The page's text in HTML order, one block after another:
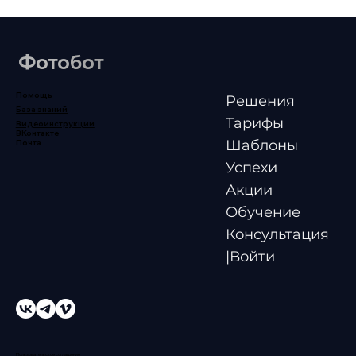
Фотобот
Помощь
База знаний
Видеоинструкции
ВКонтакте
Почта
Решения
Тарифы
Шаблоны
Успехи
Акции
Обучение
Консультация
|Войти
Пользовательское соглашение